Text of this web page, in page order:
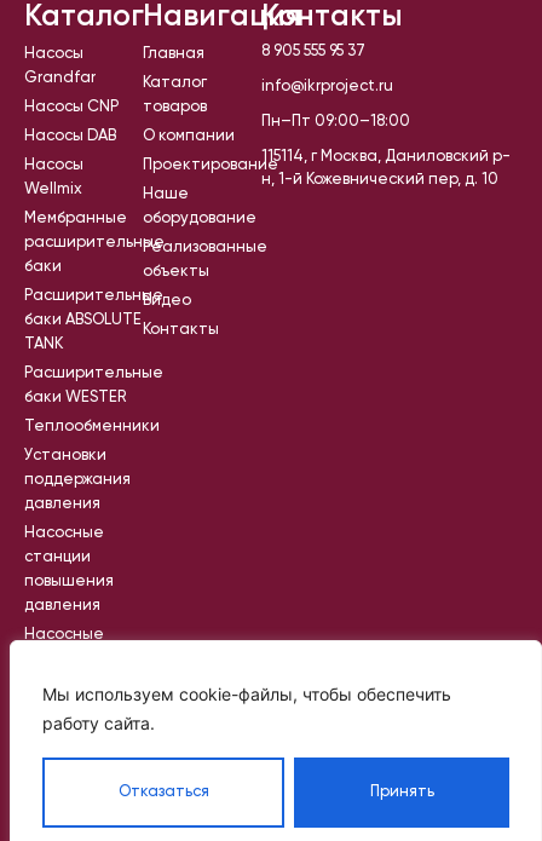
Мы используем cookie-файлы, чтобы обеспечить
работу сайта.
Отказаться Принять
Каталог
Насосы
Grandfar
Насосы CNP
Насосы DAB
Насосы
Wellmix
Мембранные
расширительные
баки
Расширительные
баки ABSOLUTE
TANK
Расширительные
баки WESTER
Теплообменники
Установки
поддержания
давления
Насосные
станции
повышения
давления
Насосные
насосные
станции
Навигация
Главная
Каталог
товаров
О компании
Проектирование
Наше
оборудование
Реализованные
объекты
Видео
Контакты
Контакты
8 905 555 95 37
info@ikrproject.ru
Пн–Пт 09:00–18:00
115114, г Москва, Даниловский р-
н, 1-й Кожевнический пер, д. 10